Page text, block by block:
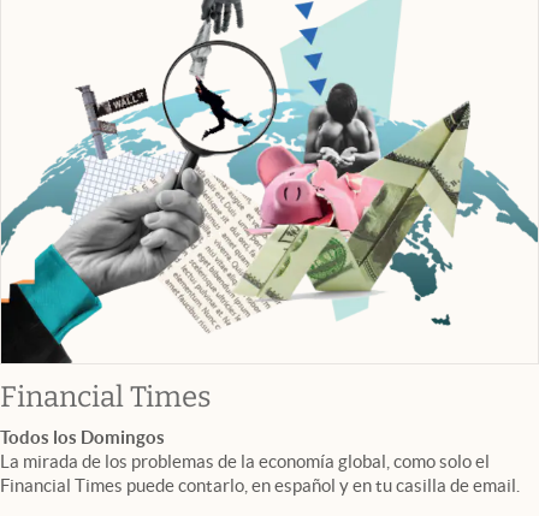
Financial Timesabre en nueva pestaña
Todos los Domingos
La mirada de los problemas de la economía global, como solo el
Financial Times puede contarlo, en español y en tu casilla de email.